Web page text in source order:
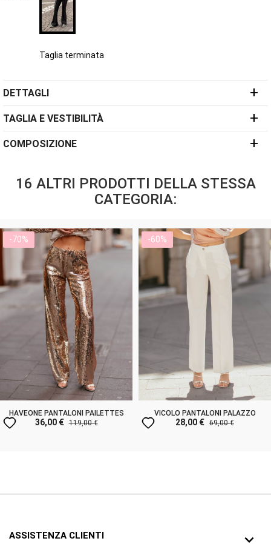
Taglia terminata
DETTAGLI +
TAGLIA E VESTIBILITÀ +
COMPOSIZIONE +
16 ALTRI PRODOTTI DELLA STESSA
CATEGORIA:
-70%
HAVEONE PANTALONI PAILETTES
36,00 € 119,00 €
favorite
-60%
VICOLO PANTALONI PALAZZO
28,00 € 69,00 €
favorite
ASSISTENZA CLIENTI